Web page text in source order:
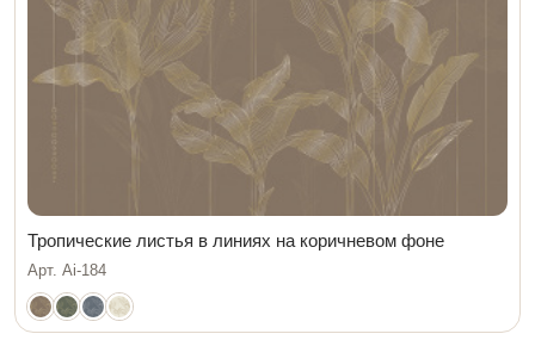
Тропические листья в линиях на коричневом фоне
Арт. Ai-184